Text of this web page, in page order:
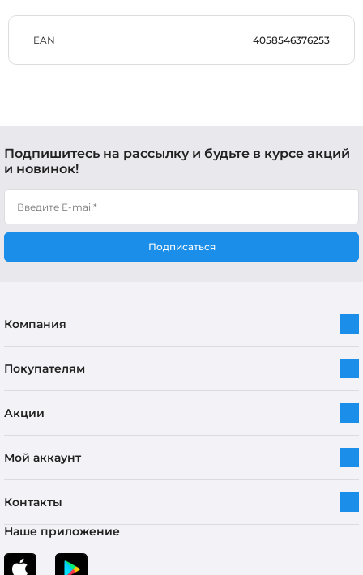
EAN 4058546376253
Подпишитесь на рассылку и будьте в курсе акций
и новинок!
Подписаться
Компания
Покупателям
Акции
Мой аккаунт
Контакты
Наше приложение